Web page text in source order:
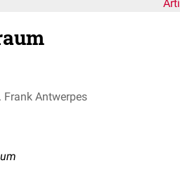
Frank Antwerpes